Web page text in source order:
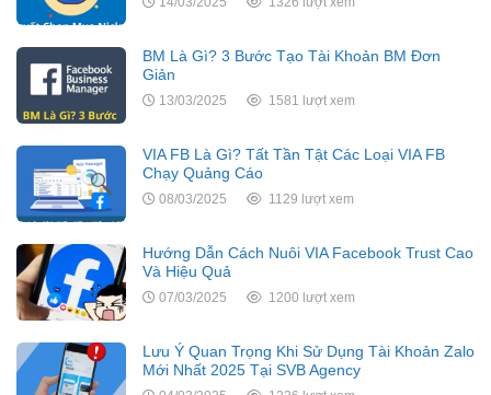
BM Là Gì? 3 Bước Tạo Tài Khoản BM Đơn
Giản
13/03/2025 1581 lượt xem
VIA FB Là Gì? Tất Tần Tật Các Loại VIA FB
Chạy Quảng Cáo
08/03/2025 1129 lượt xem
Hướng Dẫn Cách Nuôi VIA Facebook Trust Cao
Và Hiệu Quả
07/03/2025 1200 lượt xem
Lưu Ý Quan Trọng Khi Sử Dụng Tài Khoản Zalo
Mới Nhất 2025 Tại SVB Agency